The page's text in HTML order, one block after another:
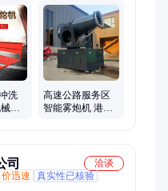
、冲洗平台、反冲洗过滤
炮机、洗车平台、矿用电
皮带纠偏装置、干雾炮、电
14电缆拖动装置、智
吊
洗
建
高速公路服务区
智能雾炮机 港口
司
洽谈
迅速
真实性已核验